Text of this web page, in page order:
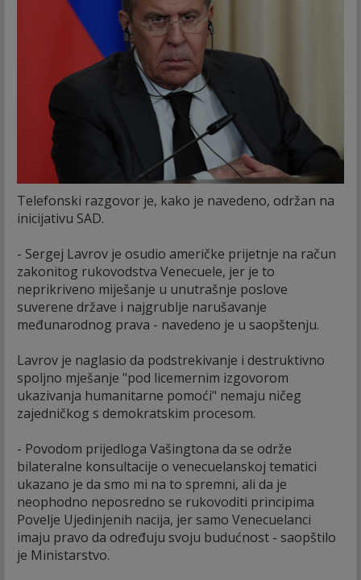
Telefonski razgovor je, kako je navedeno, održan na
inicijativu SAD.
- Sergej Lavrov je osudio američke prijetnje na račun
zakonitog rukovodstva Venecuele, jer je to
neprikriveno miješanje u unutrašnje poslove
suverene države i najgrublje narušavanje
međunarodnog prava - navedeno je u saopštenju.
Lavrov je naglasio da podstrekivanje i destruktivno
spoljno mješanje "pod licemernim izgovorom
ukazivanja humanitarne pomoći" nemaju ničeg
zajedničkog s demokratskim procesom.
- Povodom prijedloga Vašingtona da se održe
bilateralne konsultacije o venecuelanskoj tematici
ukazano je da smo mi na to spremni, ali da je
neophodno neposredno se rukovoditi principima
Povelje Ujedinjenih nacija, jer samo Venecuelanci
imaju pravo da određuju svoju budućnost - saopštilo
je Ministarstvo.